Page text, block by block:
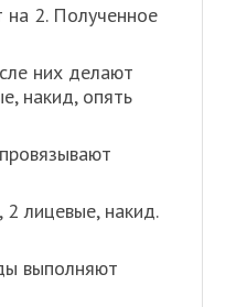
на 2. Полученное
них делают
накид, опять
лицевые, накид.
выполняют